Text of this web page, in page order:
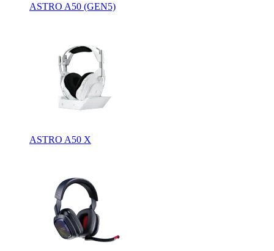
ASTRO A50 (GEN5)
ASTRO A50 X